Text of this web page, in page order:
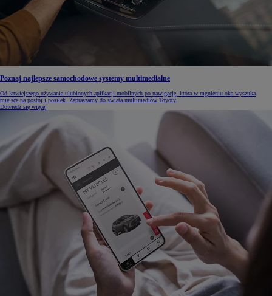
Poznaj najlepsze samochodowe systemy multimedialne
Od łatwiejszego używania ulubionych aplikacji mobilnych po nawigację, która w mgnieniu oka wyszuka
miejsce na postój i posiłek. Zapraszamy do świata multimediów Toyoty.
Dowiedz się więcej